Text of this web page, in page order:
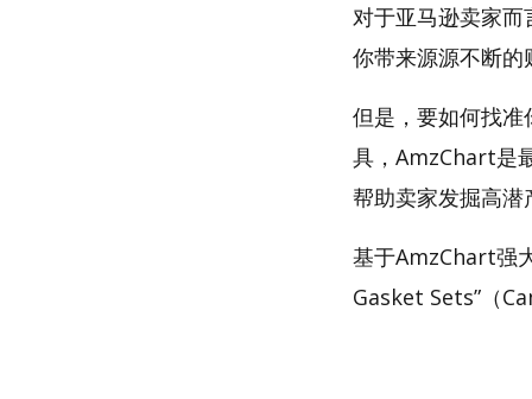
对于亚马逊卖家
你带来源源不断的
但是，要如何找准
具，AmzChart是
帮助卖家发掘高
基于AmzChart强
Gasket Sets”（